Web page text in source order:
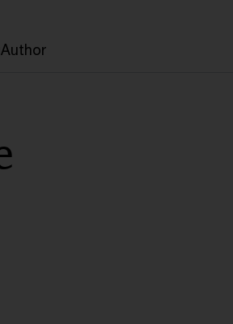
Author
Close search